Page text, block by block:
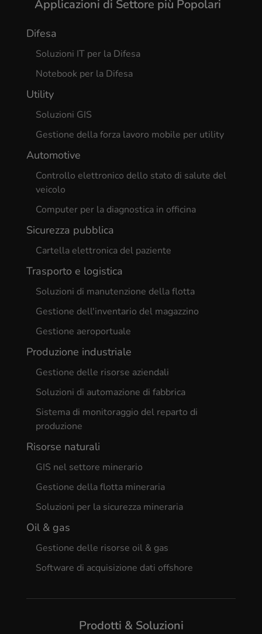
Applicazioni di Settore più Popolari
Difesa
Soluzioni IT per la Difesa
Notebook per la Difesa
Utility
Soluzioni GIS
Gestione della forza lavoro mobile per utility
Automotive
Controllo elettronico dello stato di salute del
veicolo
Computer per la diagnostica in officina
Sicurezza pubblica
Cartella elettronica del paziente
Trasporto e logistica
Soluzioni di manutenzione della flotta
Gestione dell'inventario del magazzino
Gestione aeroportuale
Produzione industriale
Gestione delle risorse aziendali
Soluzioni di automazione di fabbrica
Sistema di monitoraggio del reparto di
produzione
Risorse naturali
GIS nel settore minerario
Gestione della flotta mineraria
Soluzioni per la sicurezza mineraria
Oil & gas
Gestione delle risorse oil & gas
Software di acquisizione dati offshore
Prodotti & Soluzioni